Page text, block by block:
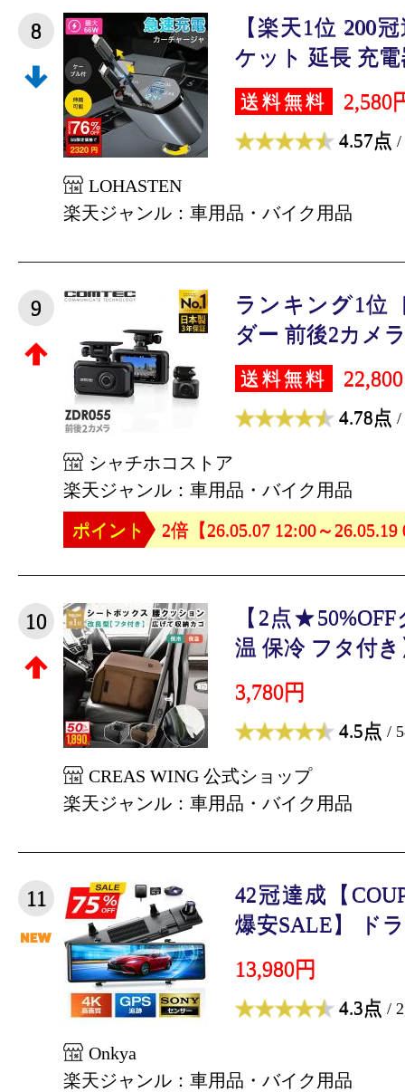
8
【楽天1位 200
ケット 延長 充電
送料無料 2,580
4.57点 /
LOHASTEN
楽天ジャンル：車用品・バイク用品
9
ランキング1位
ダー 前後2カメ
送料無料
4.78点 /
シャチホコストア
楽天ジャンル：車用品・バイク用品
ポイント
2倍【26.05.07 12:00～26.05.19
10
【2点
温 保冷 フタ付
3,780円
4.5点 /
CREAS WING 公式ショップ
楽天ジャンル：車用品・バイク用品
11
42冠達成【
爆安SALE】 ド
13,980円
4.3点 /
Onkya
楽天ジャンル：車用品・バイク用品